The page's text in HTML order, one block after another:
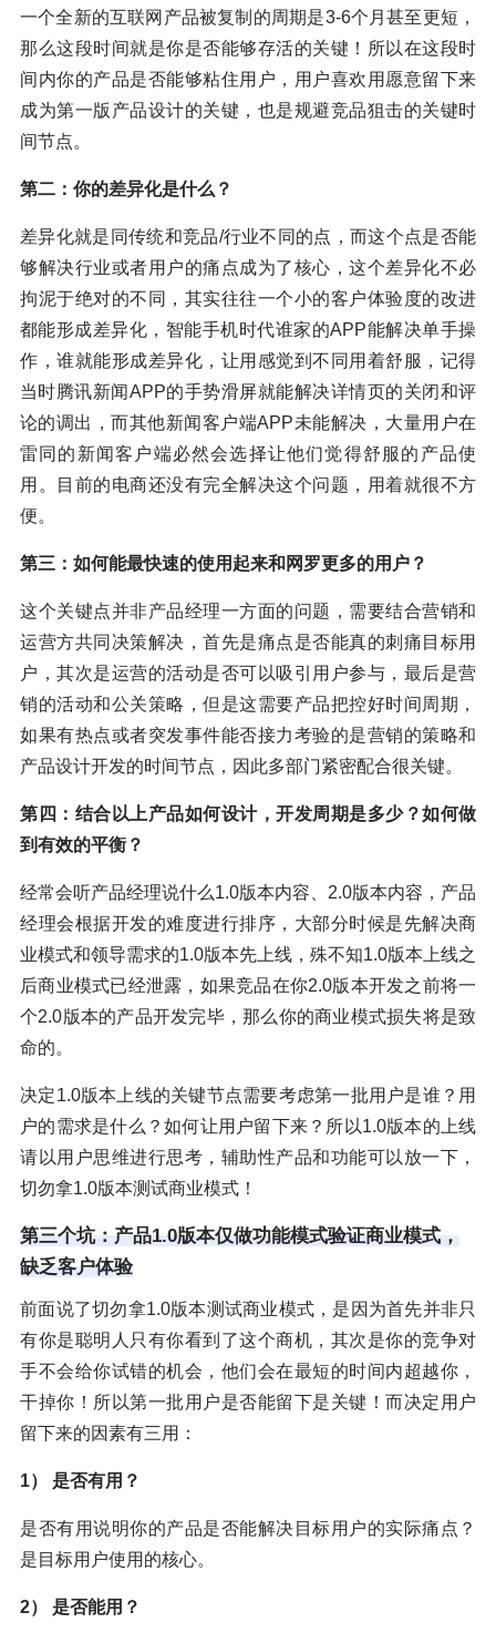
一个全新的互联网产品被复制的周期是3-6个月甚至更短，
那么这段时间就是你是否能够存活的关键！所以在这段时
间内你的产品是否能够粘住用户，用户喜欢用愿意留下来
成为第一版产品设计的关键，也是规避竞品狙击的关键时
间节点。
第二：你的差异化是什么？
差异化就是同传统和竞品/行业不同的点，而这个点是否能
够解决行业或者用户的痛点成为了核心，这个差异化不必
拘泥于绝对的不同，其实往往一个小的客户体验度的改进
都能形成差异化，智能手机时代谁家的APP能解决单手操
作，谁就能形成差异化，让用感觉到不同用着舒服，记得
当时腾讯新闻APP的手势滑屏就能解决详情页的关闭和评
论的调出，而其他新闻客户端APP未能解决，大量用户在
雷同的新闻客户端必然会选择让他们觉得舒服的产品使
用。目前的电商还没有完全解决这个问题，用着就很不方
便。
第三：如何能最快速的使用起来和网罗更多的用户？
这个关键点并非产品经理一方面的问题，需要结合营销和
运营方共同决策解决，首先是痛点是否能真的刺痛目标用
户，其次是运营的活动是否可以吸引用户参与，最后是营
销的活动和公关策略，但是这需要产品把控好时间周期，
如果有热点或者突发事件能否接力考验的是营销的策略和
产品设计开发的时间节点，因此多部门紧密配合很关键。
第四：结合以上产品如何设计，开发周期是多少？如何做
到有效的平衡？
经常会听产品经理说什么1.0版本内容、2.0版本内容，产品
经理会根据开发的难度进行排序，大部分时候是先解决商
业模式和领导需求的1.0版本先上线，殊不知1.0版本上线之
后商业模式已经泄露，如果竞品在你2.0版本开发之前将一
个2.0版本的产品开发完毕，那么你的商业模式损失将是致
命的。
决定1.0版本上线的关键节点需要考虑第一批用户是谁？用
户的需求是什么？如何让用户留下来？所以1.0版本的上线
请以用户思维进行思考，辅助性产品和功能可以放一下，
切勿拿1.0版本测试商业模式！
第三个坑：产品1.0版本仅做功能模式验证商业模式，
缺乏客户体验
前面说了切勿拿1.0版本测试商业模式，是因为首先并非只
有你是聪明人只有你看到了这个商机，其次是你的竞争对
手不会给你试错的机会，他们会在最短的时间内超越你，
干掉你！所以第一批用户是否能留下是关键！而决定用户
留下来的因素有三用：
1） 是否有用？
是否有用说明你的产品是否能解决目标用户的实际痛点？
是目标用户使用的核心。
2） 是否能用？